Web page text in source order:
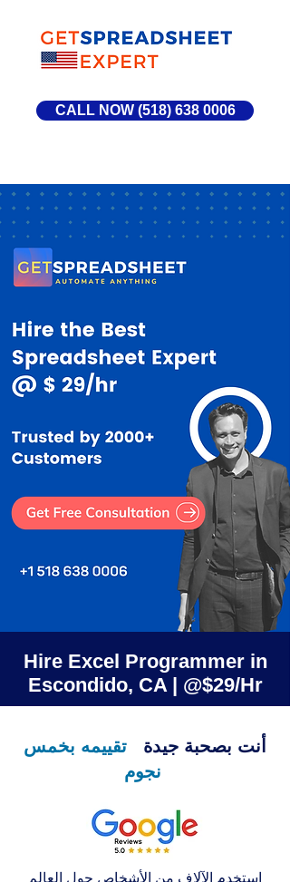
CALL NOW (518) 638 0006
Hire Excel Programmer in
Escondido, CA | @$29/Hr
أنت بصحبة جيدة
تقييمه بخمس
نجوم
استخدم الآلاف من الأشخاص حول العالم